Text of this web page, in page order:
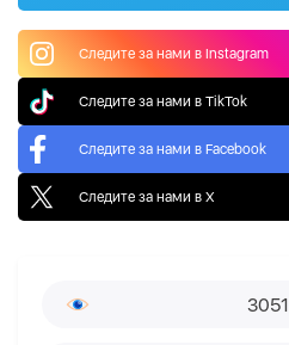
Следите за нами в Instagram
Следите за нами в TikTok
Следите за нами в Facebook
Следите за нами в X
3051